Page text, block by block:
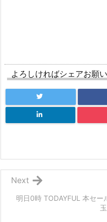
よろしければシェアお願
明日0時 TODAYFUL 本セー
Next